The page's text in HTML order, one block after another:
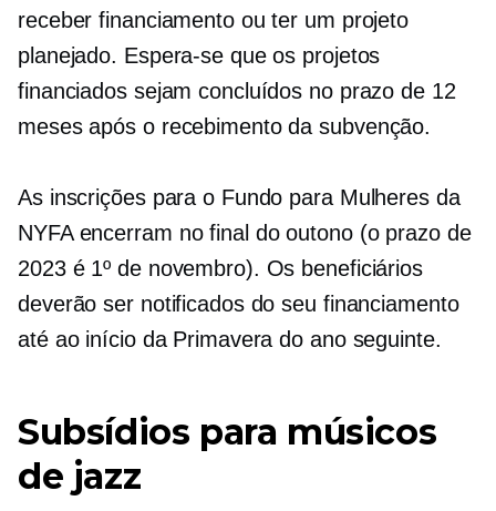
receber financiamento ou ter um projeto
planejado. Espera-se que os projetos
financiados sejam concluídos no prazo de 12
meses após o recebimento da subvenção.
As inscrições para o Fundo para Mulheres da
NYFA encerram no final do outono (o prazo de
2023 é 1º de novembro). Os beneficiários
deverão ser notificados do seu financiamento
até ao início da Primavera do ano seguinte.
Subsídios para músicos
de jazz